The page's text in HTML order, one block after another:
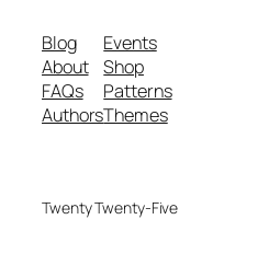
Blog
About
FAQs
Authors
Events
Shop
Patterns
Themes
Twenty Twenty-Five